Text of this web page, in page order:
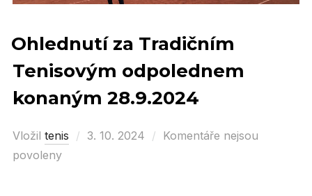
Ohlednutí za Tradičním
Tenisovým odpolednem
konaným 28.9.2024
Vložil tenis
Posted
3. 10. 2024
Komentáře nejsou
povoleny